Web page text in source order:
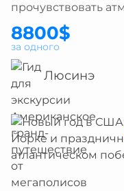
прочувствовать
8800$
за одного
Люсинэ